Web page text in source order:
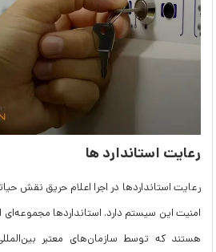
رعایت استاندارد ها
رعایت استانداردها در اجرا اعلام حریق نقش
امنیت این سیستم‌ دارد. استانداردها مجموعه‌ای
هستند که توسط سازمان‌های معتبر